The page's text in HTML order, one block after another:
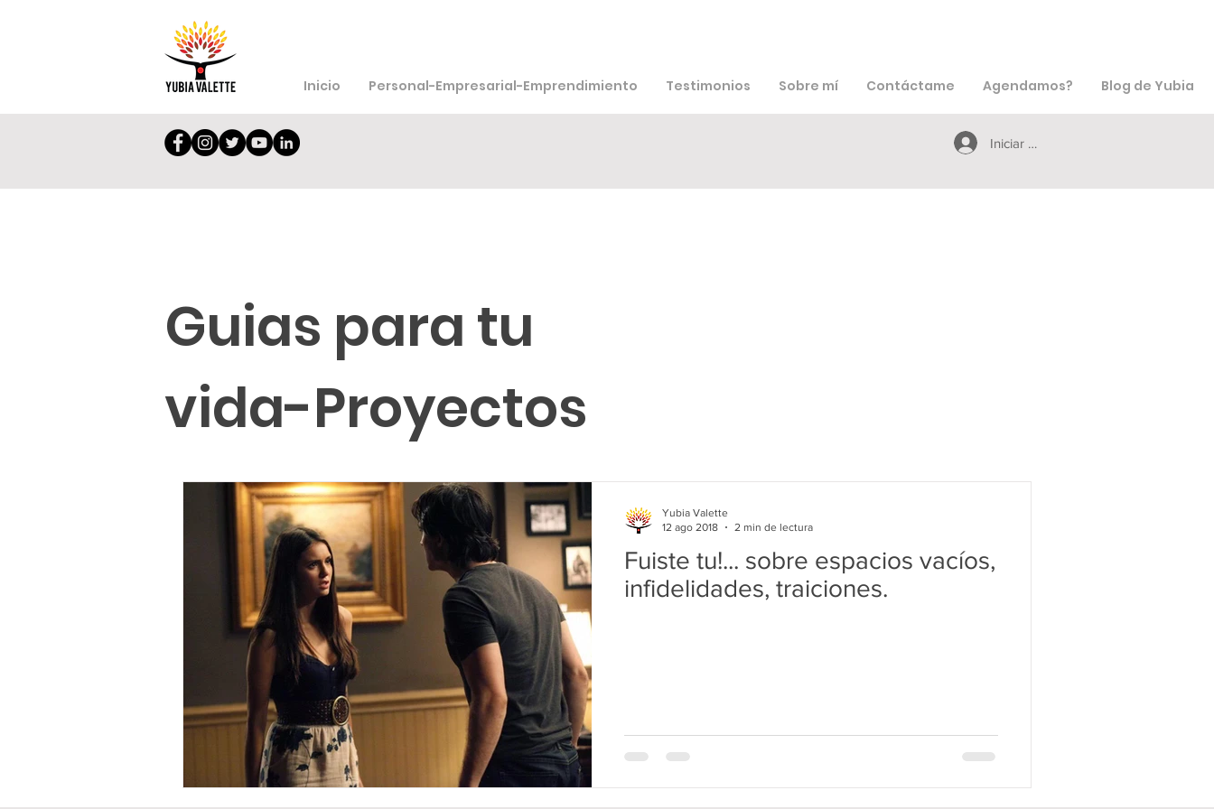
Inicio Personal-Empresarial-Emprendimiento Testimonios Sobre mí Contáctame Agendamos? Blog de Yubia
Iniciar sesión
Guias para tu
vida-Proyectos
Fuiste tu!... sobre espacios vacíos,
infidelidades, traiciones.
Yubia Valette
12 ago 2018
2 min de lectura